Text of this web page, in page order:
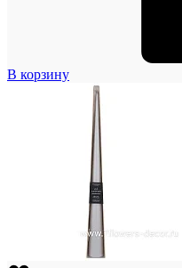
В корзину